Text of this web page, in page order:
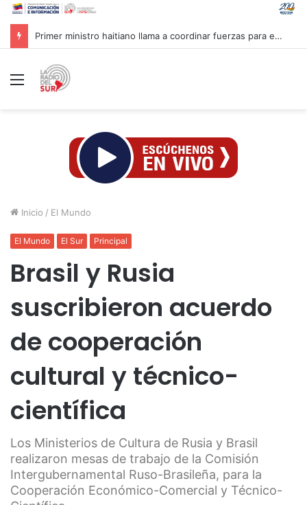
Primer ministro haitiano llama a coordinar fuerzas para enfrentar pandillas
Menú
Inicio / El Mundo
El Mundo El Sur Principal
Brasil y Rusia
suscribieron acuerdo
de cooperación
cultural y técnico-
científica
Los Ministerios de Cultura de Rusia y Brasil
realizaron mesas de trabajo de la Comisión
Intergubernamental Ruso-Brasileña, para la
Cooperación Económico-Comercial y Técnico-